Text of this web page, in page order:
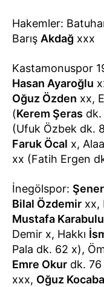
Hakemler:
Barış Akdağ xxx
Kastamonuspor
Hasan Ayaroğlu
Oğuz Özden xx,
(Kerem Şeras
(Ufuk Özbek dk.
Faruk Öcal x,
xx (Fatih Ergen
İnegölspor:
Bilal Özdemir xx,
Mustafa
Demir x, Hakkı
Pala dk. 62 x),
Emre Okur dk.
xxx, Oğuz